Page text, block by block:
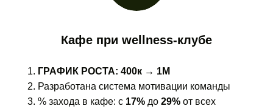
Кафе при wellness-клубе
ГРАФИК РОСТА: 400к → 1М
Разработана система мотивации команды
% захода в кафе: с 17% до 29% от всех